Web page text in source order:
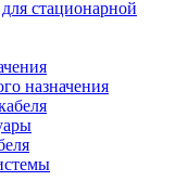
стационарной
назначения